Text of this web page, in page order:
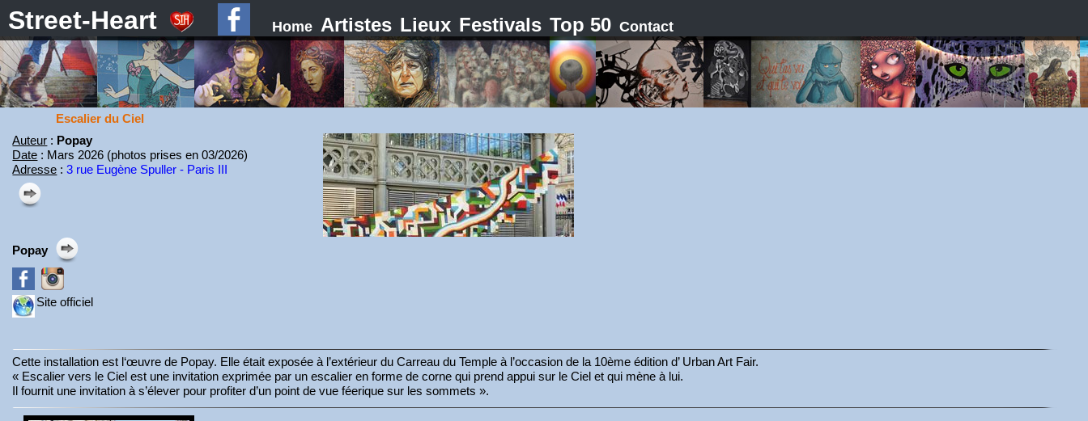
Street-Heart Home Artistes Lieux Festivals Top 50 Contact
Escalier du Ciel
Auteur : Popay
Date : Mars 2026 (photos prises en 03/2026)
Adresse :3 rue Eugène Spuller - Paris III
Popay
Site officiel
Cette installation est l‘œuvre de Popay. Elle était exposée à l’extérieur du Carreau du Temple à l’occasion de la 10ème édition d’ Urban Art Fair.
« Escalier vers le Ciel est une invitation exprimée par un escalier en forme de corne qui prend appui sur le Ciel et qui mène à lui.
Il fournit une invitation à s’élever pour profiter d’un point de vue féerique sur les sommets ».